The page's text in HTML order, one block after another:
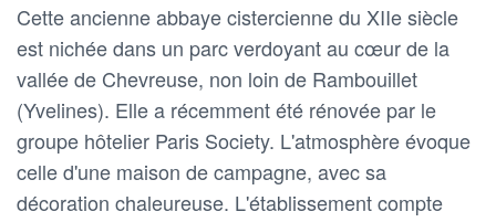
Cette ancienne abbaye cistercienne du XIIe siècle
est nichée dans un parc verdoyant au cœur de la
vallée de Chevreuse, non loin de Rambouillet
(Yvelines). Elle a récemment été rénovée par le
groupe hôtelier Paris Society. L'atmosphère évoque
celle d'une maison de campagne, avec sa
décoration chaleureuse. L'établissement compte